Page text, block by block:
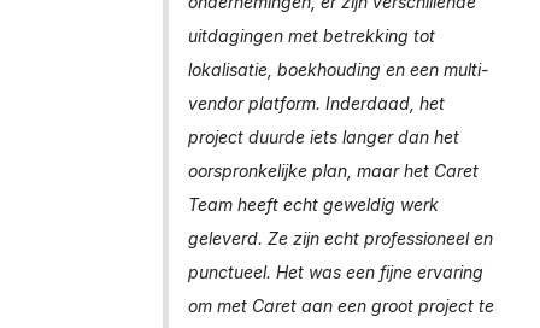
uitdagingen met betrekking tot
lokalisatie, boekhouding en een multi-
vendor platform. Inderdaad, het
project duurde iets langer dan het
oorspronkelijke plan, maar het Caret
Team heeft echt geweldig werk
geleverd. Ze zijn echt professioneel en
punctueel. Het was een fijne ervaring
om met Caret aan een groot project te